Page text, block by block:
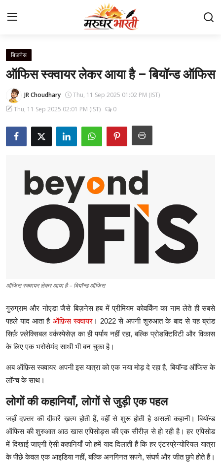
Home
संपर्क करें
हमारे बारे में
देश
लाइफस्टाइल
खेल
विशेष
बिजनेस
ऑफिस स्क्वायर लेकर आया है – बियॉन्ड ऑफिस
JR Choudhary
Thu, 11 Sep 2025 01:02 PM (IST)
Thu, 11 Sep 2025 02:01 PM (IST)
0
ऑफिस स्क्वायर लेकर आया है – बियॉन्ड ऑफिस
गुरुग्राम और नोएडा जैसे बिज़नेस हब में प्रीमियम कोवर्किंग का नाम लेते ही सबसे
पहले याद आता है ऑफ़िस स्क्वायर। 2022 से अपनी शुरुआत के बाद से यह ब्रांड
सिर्फ़ फ़्लेक्सिबल वर्कस्पेसेज़ का ही पर्याय नहीं रहा, बल्कि प्रोडक्टिविटी और विकास
के लिए एक भरोसेमंद साथी भी बन चुका है।
अब ऑफ़िस स्क्वायर अपनी इस यात्रा को एक नया मोड़ दे रहा है, बियॉन्ड ऑफिस के
लॉन्च के साथ।
लोगों की कहानियाँ,लोगों से जुड़ी एक पहल
जहाँ दफ़्तर की दीवारें ख़त्म होती हैं, वहीं से शुरू होती है असली कहानी। बियॉन्ड
ऑफिस की शुरुआत आठ खास एपिसोड्स की एक सीरीज़ से हो रही है। हर एपिसोड
में दिखाई जाएगी ऐसी कहानियाँ जो हमें याद दिलाती हैं कि हर एंटरप्रेन्योरियल यात्रा
के पीछे केवल एक आइडिया नहीं, बल्कि अनगिनत सपने, संघर्ष और जीत छुपे होते हैं।